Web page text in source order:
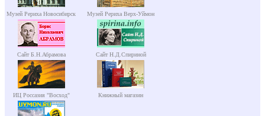
Музей Рериха Новосибирск Музей Рериха Верх-Уймон
Сайт Б.Н.Абрамова Сайт Н.Д.Спириной
ИЦ Россазия "Восход" Книжный магазин